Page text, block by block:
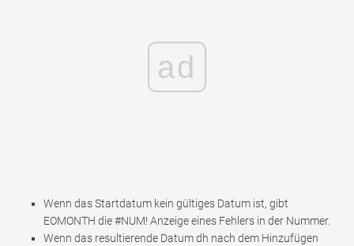
ad
Wenn das Startdatum kein gültiges Datum ist, gibt
EOMONTH die #NUM! Anzeige eines Fehlers in der Nummer.
Wenn das resultierende Datum dh nach dem Hinzufügen